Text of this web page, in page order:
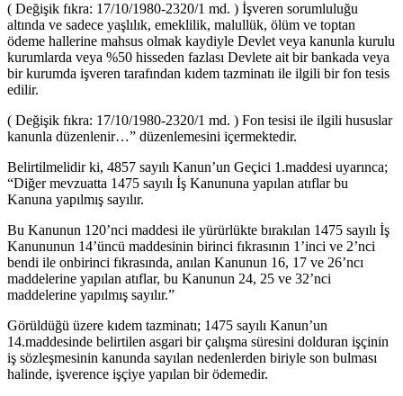
( Değişik fıkra: 17/10/1980-2320/1 md. ) İşveren sorumluluğu
altında ve sadece yaşlılık, emeklilik, malullük, ölüm ve toptan
ödeme hallerine mahsus olmak kaydiyle Devlet veya kanunla kurulu
kurumlarda veya %50 hisseden fazlası Devlete ait bir bankada veya
bir kurumda işveren tarafından kıdem tazminatı ile ilgili bir fon tesis
edilir.
( Değişik fıkra: 17/10/1980-2320/1 md. ) Fon tesisi ile ilgili hususlar
kanunla düzenlenir…” düzenlemesini içermektedir.
Belirtilmelidir ki, 4857 sayılı Kanun’un Geçici 1.maddesi uyarınca;
“Diğer mevzuatta 1475 sayılı İş Kanununa yapılan atıflar bu
Kanuna yapılmış sayılır.
Bu Kanunun 120’nci maddesi ile yürürlükte bırakılan 1475 sayılı İş
Kanununun 14’üncü maddesinin birinci fıkrasının 1’inci ve 2’nci
bendi ile onbirinci fıkrasında, anılan Kanunun 16, 17 ve 26’ncı
maddelerine yapılan atıflar, bu Kanunun 24, 25 ve 32’nci
maddelerine yapılmış sayılır.”
Görüldüğü üzere kıdem tazminatı; 1475 sayılı Kanun’un
14.maddesinde belirtilen asgari bir çalışma süresini dolduran işçinin
iş sözleşmesinin kanunda sayılan nedenlerden biriyle son bulması
halinde, işverence işçiye yapılan bir ödemedir.